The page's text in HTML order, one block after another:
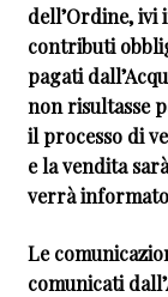
dell’Ordine, ivi
contributi
pagati
non risultasse
il processo di
e la vendita
verrà
Le
comunicati